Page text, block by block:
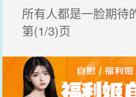
所有人都是一脸期待
第(1/3)页